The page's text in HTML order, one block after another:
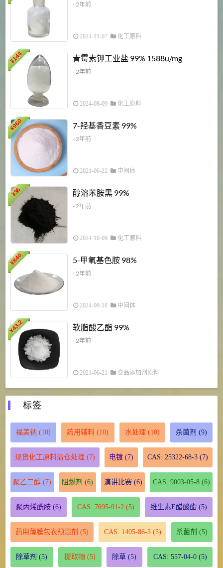
- 2年前
2024-11-07 化工原料
¥
144 青霉素钾工业盐 99% 1588u/mg
- 2年前
2024-08-09 化工原料
¥
960 7-羟基香豆素 99%
- 2年前
2021-06-22 中间体
¥
36 醇溶苯胺黑 99%
- 2年前
2024-10-09 化工原料
¥
840 5-甲氧基色胺 98%
- 2年前
2024-09-18 中间体
¥
43.2 软脂酸乙酯 99%
- 2年前
2021-06-21 食品添加剂原料
标签
福美钠 (10) 药用辅料 (10) 水处理 (10) 杀菌剂 (9)
现货化工原料清仓处理 (7) 电镀 (7) CAS: 25322-68-3 (7)
聚乙二醇 (7) 阻燃剂 (6) 演讲比赛(6) CAS: 9003-05-8(6)
聚丙烯酰胺(6) CAS: 7695-91-2 (5) 维生素E醋酸酯 (5)
药用薄膜包衣预混剂 (5) CAS: 1405-86-3(5) 杀菌剂 (5)
除草剂 (5) 提取物(5) 除草 (5) CAS: 557-04-0(5)